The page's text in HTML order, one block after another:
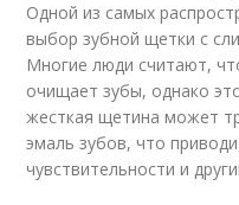
Одной из самых
выбор зубной щетки с
Многие люди считают,
очищает зубы, однако
жесткая щетина может
эмаль зубов, что
чувствительности и